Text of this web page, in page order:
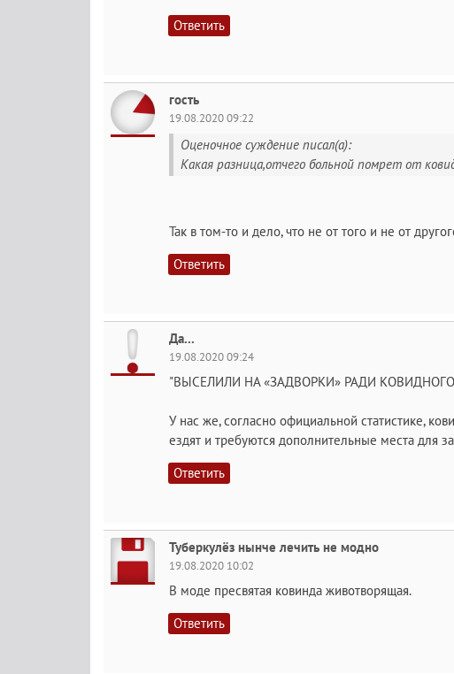
Ответить
гость
19.08.2020 09:22
Оценочное суждение писал(а):
Какая разница,отчего больной помрет от
Так в том-то и дело, что не от того и не от
Ответить
Да...
19.08.2020 09:24
"ВЫСЕЛИЛИ НА «ЗАДВОРКИ» РАДИ КОВИДНОГО
У нас же, согласно официальной статистике,
ездят и требуются дополнительные места для
Ответить
Туберкулёз нынче лечить не модно
19.08.2020 10:02
В моде пресвятая ковинда животворящая.
Ответить